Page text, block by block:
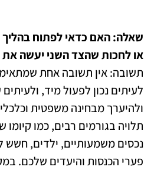
שאלה: האם כדאי לפתוח בהליך
או לחכות שהצד השני יעשה את
תשובה: אין תשובה אחת
לעיתים נכון לפעול מיד,
ולהיערך מבחינה משפטית
תלויה בגורמים רבים, כמו
נכסים משמעותיים, ילדים, חשש
פערי הכנסות והיעדים שלכם.